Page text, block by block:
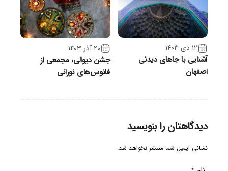
۱۲ دی ۱۴۰۳
آشنایی با جاهای دیدنی
اصفهان
۲۰ آذر ۱۴۰۳
جشن دیوالی، مجمعی از
فانوس‌های نورانی
دیدگاهتان را بنویسید
نشانی ایمیل شما منتشر نخواهد شد.